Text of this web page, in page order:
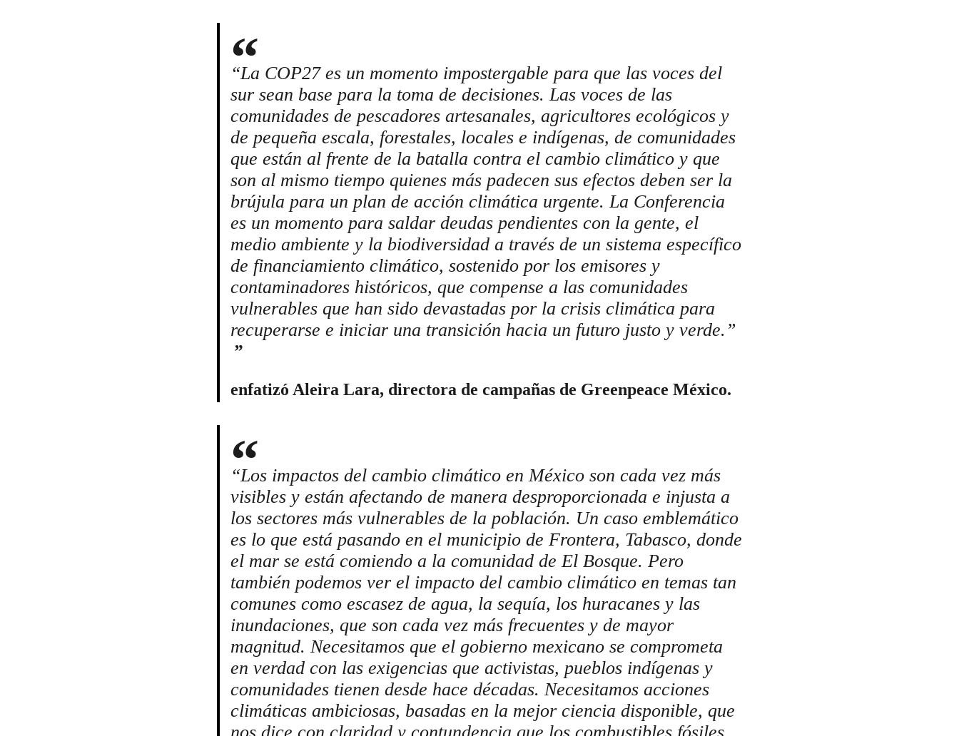
“La COP27 es un momento impostergable para que las voces del
sur sean base para la toma de decisiones. Las voces de las
comunidades de pescadores artesanales, agricultores ecológicos y
de pequeña escala, forestales, locales e indígenas, de comunidades
que están al frente de la batalla contra el cambio climático y que
son al mismo tiempo quienes más padecen sus efectos deben ser la
brújula para un plan de acción climática urgente. La Conferencia
es un momento para saldar deudas pendientes con la gente, el
medio ambiente y la biodiversidad a través de un sistema específico
de financiamiento climático, sostenido por los emisores y
contaminadores históricos, que compense a las comunidades
vulnerables que han sido devastadas por la crisis climática para
recuperarse e iniciar una transición hacia un futuro justo y verde.”
enfatizó Aleira Lara, directora de campañas de Greenpeace México.
“Los impactos del cambio climático en México son cada vez más
visibles y están afectando de manera desproporcionada e injusta a
los sectores más vulnerables de la población. Un caso emblemático
es lo que está pasando en el municipio de Frontera, Tabasco, donde
el mar se está comiendo a la comunidad de El Bosque. Pero
también podemos ver el impacto del cambio climático en temas tan
comunes como escasez de agua, la sequía, los huracanes y las
inundaciones, que son cada vez más frecuentes y de mayor
magnitud. Necesitamos que el gobierno mexicano se comprometa
en verdad con las exigencias que activistas, pueblos indígenas y
comunidades tienen desde hace décadas. Necesitamos acciones
climáticas ambiciosas, basadas en la mejor ciencia disponible, que